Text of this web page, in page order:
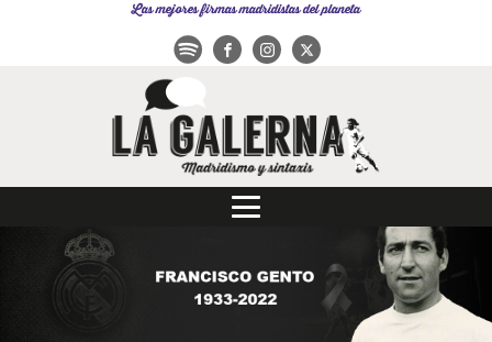
Las mejores firmas madridistas del planeta